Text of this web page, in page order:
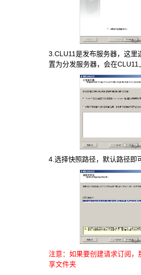
3.CLU11是发布服务器，这里
置为分发服务器，会在
4.选择快照路径，默认路径即
注意：如果要创建请求订阅，
享文件夹